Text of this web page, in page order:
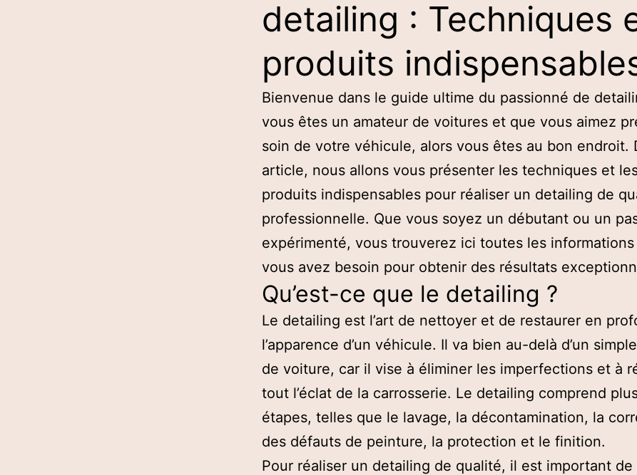
detailing : Techniques
produits
Bienvenue dans le guide ultime du passionné de
vous êtes un amateur de voitures et que vous aimez
soin de votre véhicule, alors vous êtes au bon endroit.
article, nous allons vous présenter les techniques et
produits indispensables pour réaliser un detailing de
professionnelle. Que vous soyez un débutant ou un
expérimenté, vous trouverez ici toutes les
vous avez besoin pour obtenir des résultats
Qu’est-ce que le detailing ?
Le detailing est l’art de nettoyer et de restaurer en
l’apparence d’un véhicule. Il va bien au-delà d’un
de voiture, car il vise à éliminer les imperfections et à
tout l’éclat de la carrosserie. Le detailing comprend
étapes, telles que le lavage, la décontamination, la
des défauts de peinture, la protection et le finition.
Pour réaliser un detailing de qualité, il est important de